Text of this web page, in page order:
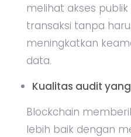
melihat akses
transaksi tanpa
meningkatkan
data.
Kualitas audit
Blockchain
lebih baik dengan